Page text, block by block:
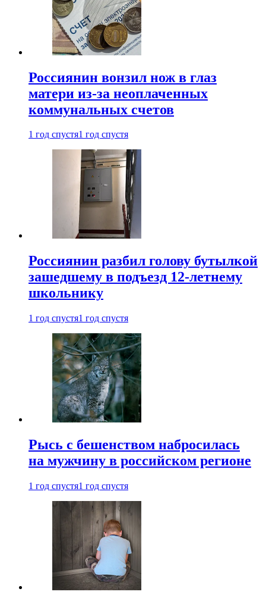
Россиянин вонзил нож в глаз
матери из-за неоплаченных
коммунальных счетов
1 год спустя1 год спустя
Россиянин разбил голову бутылкой
зашедшему в подъезд 12-летнему
школьнику
1 год спустя1 год спустя
Рысь с бешенством набросилась
на мужчину в российском регионе
1 год спустя1 год спустя